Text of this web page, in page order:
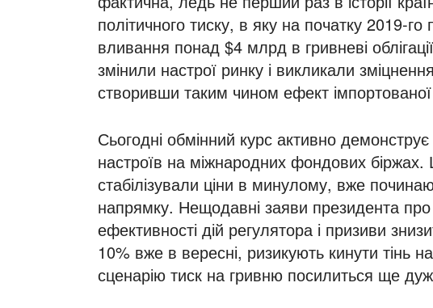
політичного тиску, в яку на початку 2019-
вливання понад $4 млрд в гривневі
змінили настрої ринку і викликали
створивши таким чином ефект
Сьогодні обмінний курс активно
настроїв на міжнародних фондових
стабілізували ціни в минулому, вже
напрямку. Нещодавні заяви президента
ефективності дій регулятора і призиви
10% вже в вересні, ризикують кинути тінь
сценарію тиск на гривню посилиться ще